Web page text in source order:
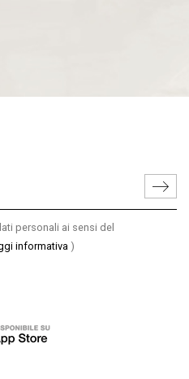
personali ai sensi del
informativa )